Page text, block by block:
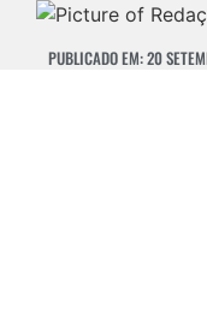
PUBLICADO EM:20